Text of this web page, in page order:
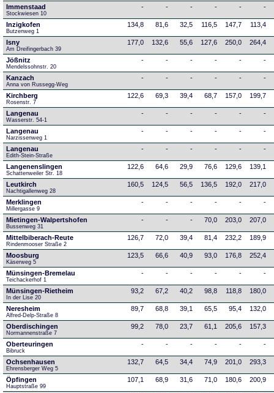
Immenstaad
Stockwiesen 10
- - - - - -
Inzigkofen
Butzenweg 1
134,8 81,6 32,5 116,5 147,7 113,4
Isny
Am Dreifingerbach 39
177,0 132,6 55,6 127,6 250,0 264,4
Jößnitz
Mendelssohnstr. 20
- - - - - -
Kanzach
Anna von Russegg-Weg
- - - - - -
Kirchberg
Rosenstr. 7
122,6 69,3 39,4 68,7 157,0 199,7
Langenau
Wasserstr. 54-1
- - - - - -
Langenau
Narzissenweg 1
- - - - - -
Langenau
Edith-Stein-Straße
- - - - - -
Langenenslingen
Schattenweiler Str. 18
122,6 64,6 29,9 76,6 129,6 139,1
Leutkirch
Nachtigallenweg 28
160,5 124,5 56,5 136,5 192,0 217,0
Merklingen
Millergasse 9
- - - - - -
Mietingen-Walpertshofen
Bussenweg 31
- - - 70,0 203,0 207,0
Mittelbiberach-Reute
Rindenmooser Straße 2
126,7 72,0 39,4 81,4 232,2 189,9
Moosburg
Käserweg 5
123,5 66,6 40,9 93,0 176,8 252,4
Münsingen-Bremelau
Teichackerhof 1
- - - - - -
Münsingen-Rietheim
In der Lise 20
93,2 67,2 40,2 98,8 118,8 180,0
Neresheim
Alfred-Delp-Straße 8
89,7 68,8 39,1 65,5 95,4 132,0
Oberdischingen
Normannenstraße 7
99,2 78,0 23,7 61,1 205,6 157,3
Oberteuringen
Bibruck
- - - - - -
Ochsenhausen
Ehrensberger Weg 5
132,7 64,5 34,4 74,9 201,0 293,3
Öpfingen
Hauptstraße 99
107,1 68,9 31,6 71,0 180,6 200,9